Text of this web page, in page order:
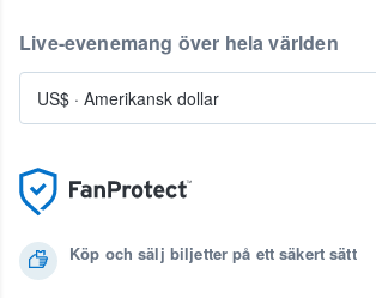
Köp och sälj biljetter på ett säkert sätt
Live-evenemang över hela världen
US$ · Amerikansk dollar